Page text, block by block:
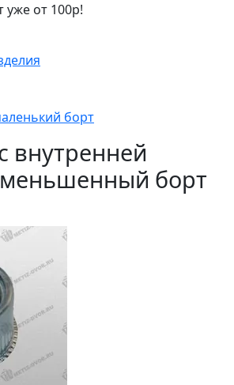
уже от 100р!
борт
внутренней
борт